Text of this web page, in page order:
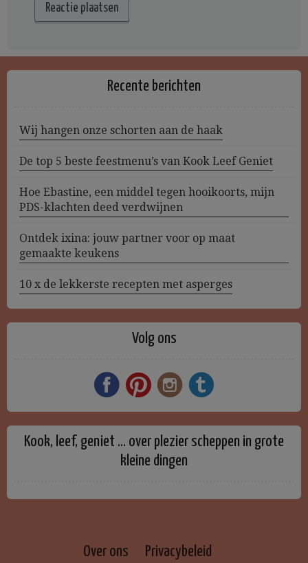
Recente berichten
Wij hangen onze schorten aan de haak
De top 5 beste feestmenu’s van Kook Leef Geniet
Hoe Ebastine, een middel tegen hooikoorts, mijn
PDS-klachten deed verdwijnen
Ontdek ixina: jouw partner voor op maat
gemaakte keukens
10 x de lekkerste recepten met asperges
Volg ons
Kook, leef, geniet … over plezier scheppen in grote
kleine dingen
Over ons Privacybeleid